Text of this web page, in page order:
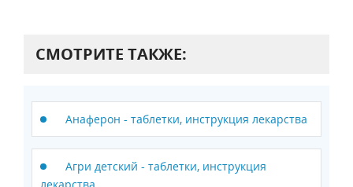
СМОТРИТЕ ТАКЖЕ:
Анаферон - таблетки, инструкция лекарства
Агри детский - таблетки, инструкция